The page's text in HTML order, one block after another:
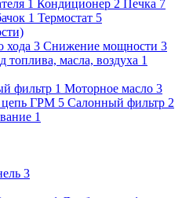
1 Кондиционер 2 Печка 7
1 Термостат 5
хода 3 Снижение мощности 3
топлива, масла, воздуха 1
фильтр 1 Моторное масло 3
цепь ГРМ 5 Салонный фильтр 2
1
3